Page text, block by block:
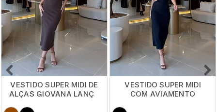
VESTIDO SUPER MIDI DE
ALÇAS GIOVANA LANÇA
VESTIDO SUPER MIDI
COM AVIAMENTO